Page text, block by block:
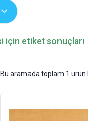
için etiket sonuçları
Bu aramada toplam 1 ürün